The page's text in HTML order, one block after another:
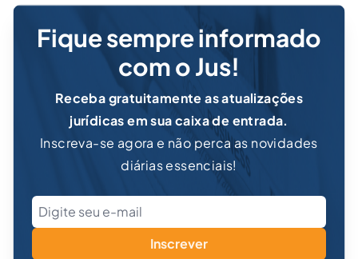
Fique sempre informado
com o Jus!
Receba gratuitamente as atualizações
jurídicas em sua caixa de entrada.
Inscreva-se agora e não perca as novidades
diárias essenciais!
Inscrever